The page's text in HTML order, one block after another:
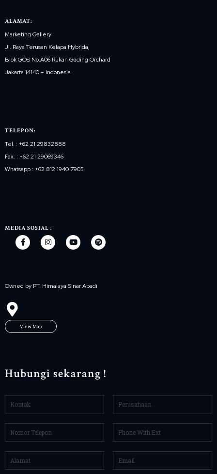
ALAMAT:
Marketing Gallery
Jl. Raya Terusan Kelapa Hybrida,
Blok GOS No.A06 Rukan Gading Orchard
Jakarta 14140 – Indonesia
TELEPON:
Tel. : +62 21 29832888
Fax. : +62 21 29069346
Whatsapp : +62 812 1940 7905
MEDIA SOSIAL :
Owned by PT. Himalaya Sinar Abadi
View Map
Hubungi sekarang !